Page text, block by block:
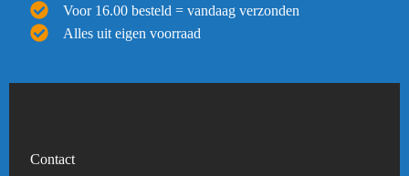
Voor 16.00 besteld = vandaag verzonden
Alles uit eigen voorraad
Contact